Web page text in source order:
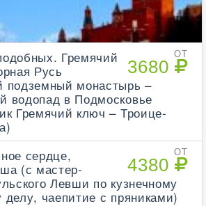
ОТ
3680
Гремячий
Русь
подземный монастырь –
водопад в Подмосковье
Гремячий ключ – Троице-
ОТ
4380
сердце,
(с мастер-
Левши по кузнечному
чаепитие с пряниками)